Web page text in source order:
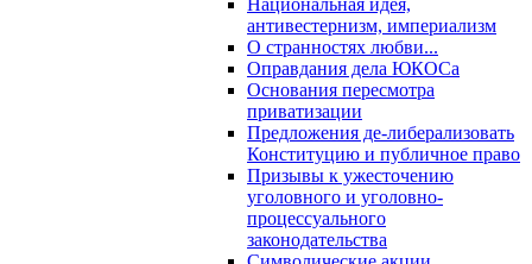
Национальная идея,
антивестернизм, империализм
О странностях любви...
Оправдания дела ЮКОСа
Основания пересмотра
приватизации
Предложения де-либерализовать
Конституцию и публичное право
Призывы к ужесточению
уголовного и уголовно-
процессуального
законодательства